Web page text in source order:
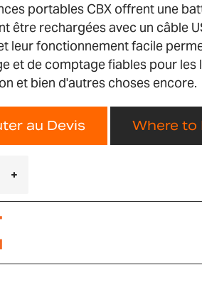
portables CBX offrent une
être rechargées avec un câble
leur fonctionnement facile
et de comptage fiables pour les
et bien d'autres choses encore.
au Devis Where to